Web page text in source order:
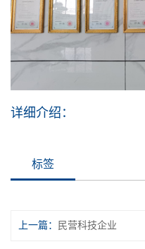
详细介绍：
标签
上一篇： 民营科技企业